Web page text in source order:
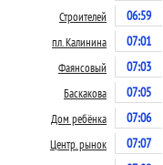
Строителей 06:59
пл. Калинина 07:01
Фаянсовый 07:03
Баскакова 07:05
Дом ребёнка 07:06
Центр. рынок 07:07